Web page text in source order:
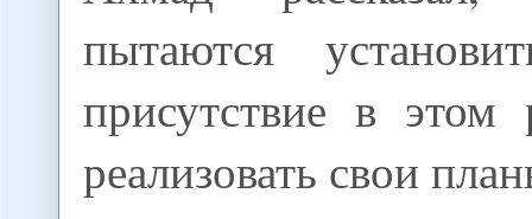
пытаются
присутствие в этом
реализовать свои